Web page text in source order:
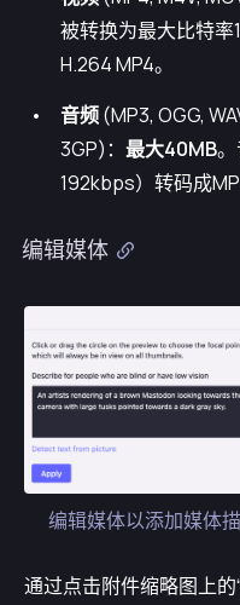
被转换为最大比特
H.264 MP4。
音频(MP3, OGG,
3GP)： 最大40MB
192kbps）转码成
编辑媒体
编辑媒体以添加媒体
通过点击附件缩略图上的